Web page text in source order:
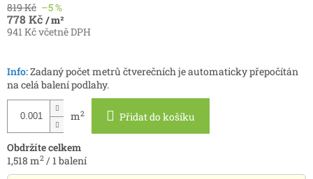
819 Kč –5 %
778 Kč / m²
941 Kč včetně DPH
cena:
Info:Zadaný počet metrů čtverečních je automaticky přepočítán
na celá balení podlahy.
m2 Přidat do košíku
Obdržíte celkem
1,518 m2 / 1balení